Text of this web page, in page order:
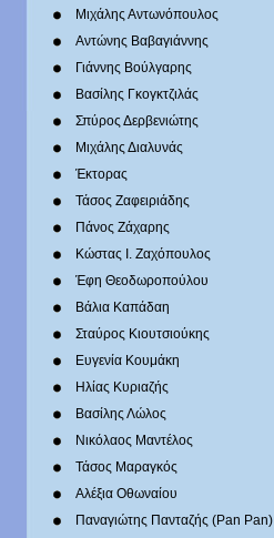
Μιχάλης Αντωνόπουλος
Αντώνης Βαβαγιάννης
Γιάννης Βούλγαρης
Βασίλης Γκογκτζιλάς
Σπύρος Δερβενιώτης
Mιχάλης Διαλυνάς
Έκτορας
Τάσος Ζαφειριάδης
Πάνος Ζάχαρης
Κώστας Ι. Ζαχόπουλoς
Έφη Θεοδωροπούλου
Βάλια Καπάδαη
Σταύρος Κιουτσιούκης
Ευγενία Κουμάκη
Ηλίας Κυριαζής
Βασίλης Λώλος
Νικόλαος Μαντέλος
Τάσος Μαραγκός
Αλέξια Οθωναίου
Παναγιώτης Πανταζής (Pan Pan)